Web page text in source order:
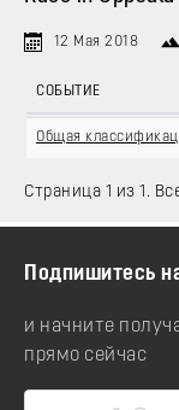
12 Мая 2018
СОБЫТИЕ
Общая
Страница 1 из 1.
Подпишитесь
и начните
прямо сейчас